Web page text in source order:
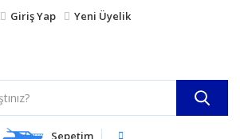
Giriş Yap Yeni Üyelik
Sepetim